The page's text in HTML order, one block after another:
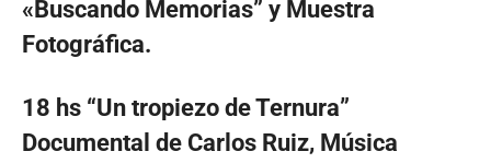
«Buscando Memorias” y Muestra
Fotográfica.
18 hs “Un tropiezo de Ternura”
Documental de Carlos Ruiz, Música